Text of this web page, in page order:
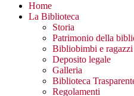
Home
La Biblioteca
Storia
Patrimonio della
Bibliobimbi e ragazzi
Deposito legale
Galleria
Biblioteca
Regolamenti